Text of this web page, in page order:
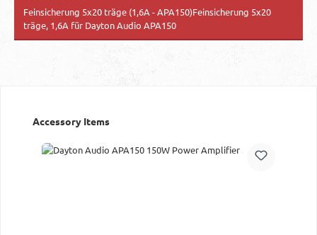
Feinsicherung 5x20 träge (1,6A - APA150)Feinsicherung 5x20
träge, 1,6A für Dayton Audio APA150
Produktgalerie überspringen
Accessory Items